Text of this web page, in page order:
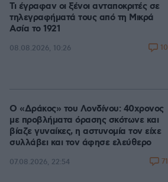
Τι έγραφαν οι ξένοι ανταποκριτές σε
τηλεγραφήματά τους από τη Μικρά
Ασία το 1921
08.08.2026, 10:26 10
Ο «Δράκος» του Λονδίνου: 40χρονος
με προβλήματα όρασης σκότωνε και
βίαζε γυναίκες, η αστυνομία τον είχε
συλλάβει και τον άφησε ελεύθερο
07.08.2026, 22:54 71